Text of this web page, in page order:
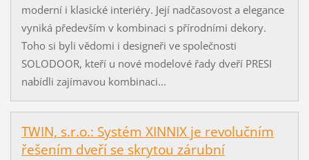
moderní i klasické interiéry. Její nadčasovost a elegance
vyniká především v kombinaci s přírodními dekory.
Toho si byli vědomi i designeři ve společnosti
SOLODOOR, kteří u nové modelové řady dveří PRESI
nabídli zajímavou kombinaci...
TWIN, s.r.o.: Systém XINNIX je revolučním
řešením dveří se skrytou zárubní